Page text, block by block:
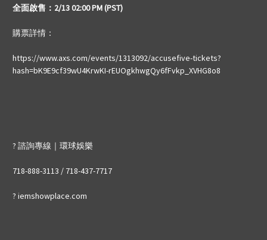
全面啟售：2/13 02:00 PM (PST)
購票詳情：
https://www.axs.com/events/1313092/accusefive-tickets?
hash=bK9E9cf39wU4KrwKI-rEUOgkhwgQy6fFvkp_XVHG8o8
? 諮詢專線｜環球娛樂
718-888-3113 / 718-437-7717
? iemshowplace.com